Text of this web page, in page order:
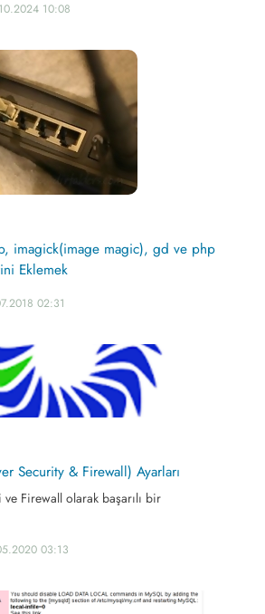
10:08
imagick(image magic), gd ve php
Eklemek
02:31
Security & Firewall) Ayarları
Firewall olarak başarılı bir
03:13